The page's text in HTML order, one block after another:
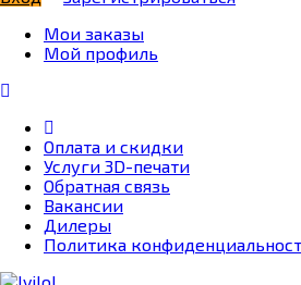
Мои заказы
Мой профиль
Оплата и скидки
Услуги 3D-печати
Обратная связь
Вакансии
Дилеры
Политика